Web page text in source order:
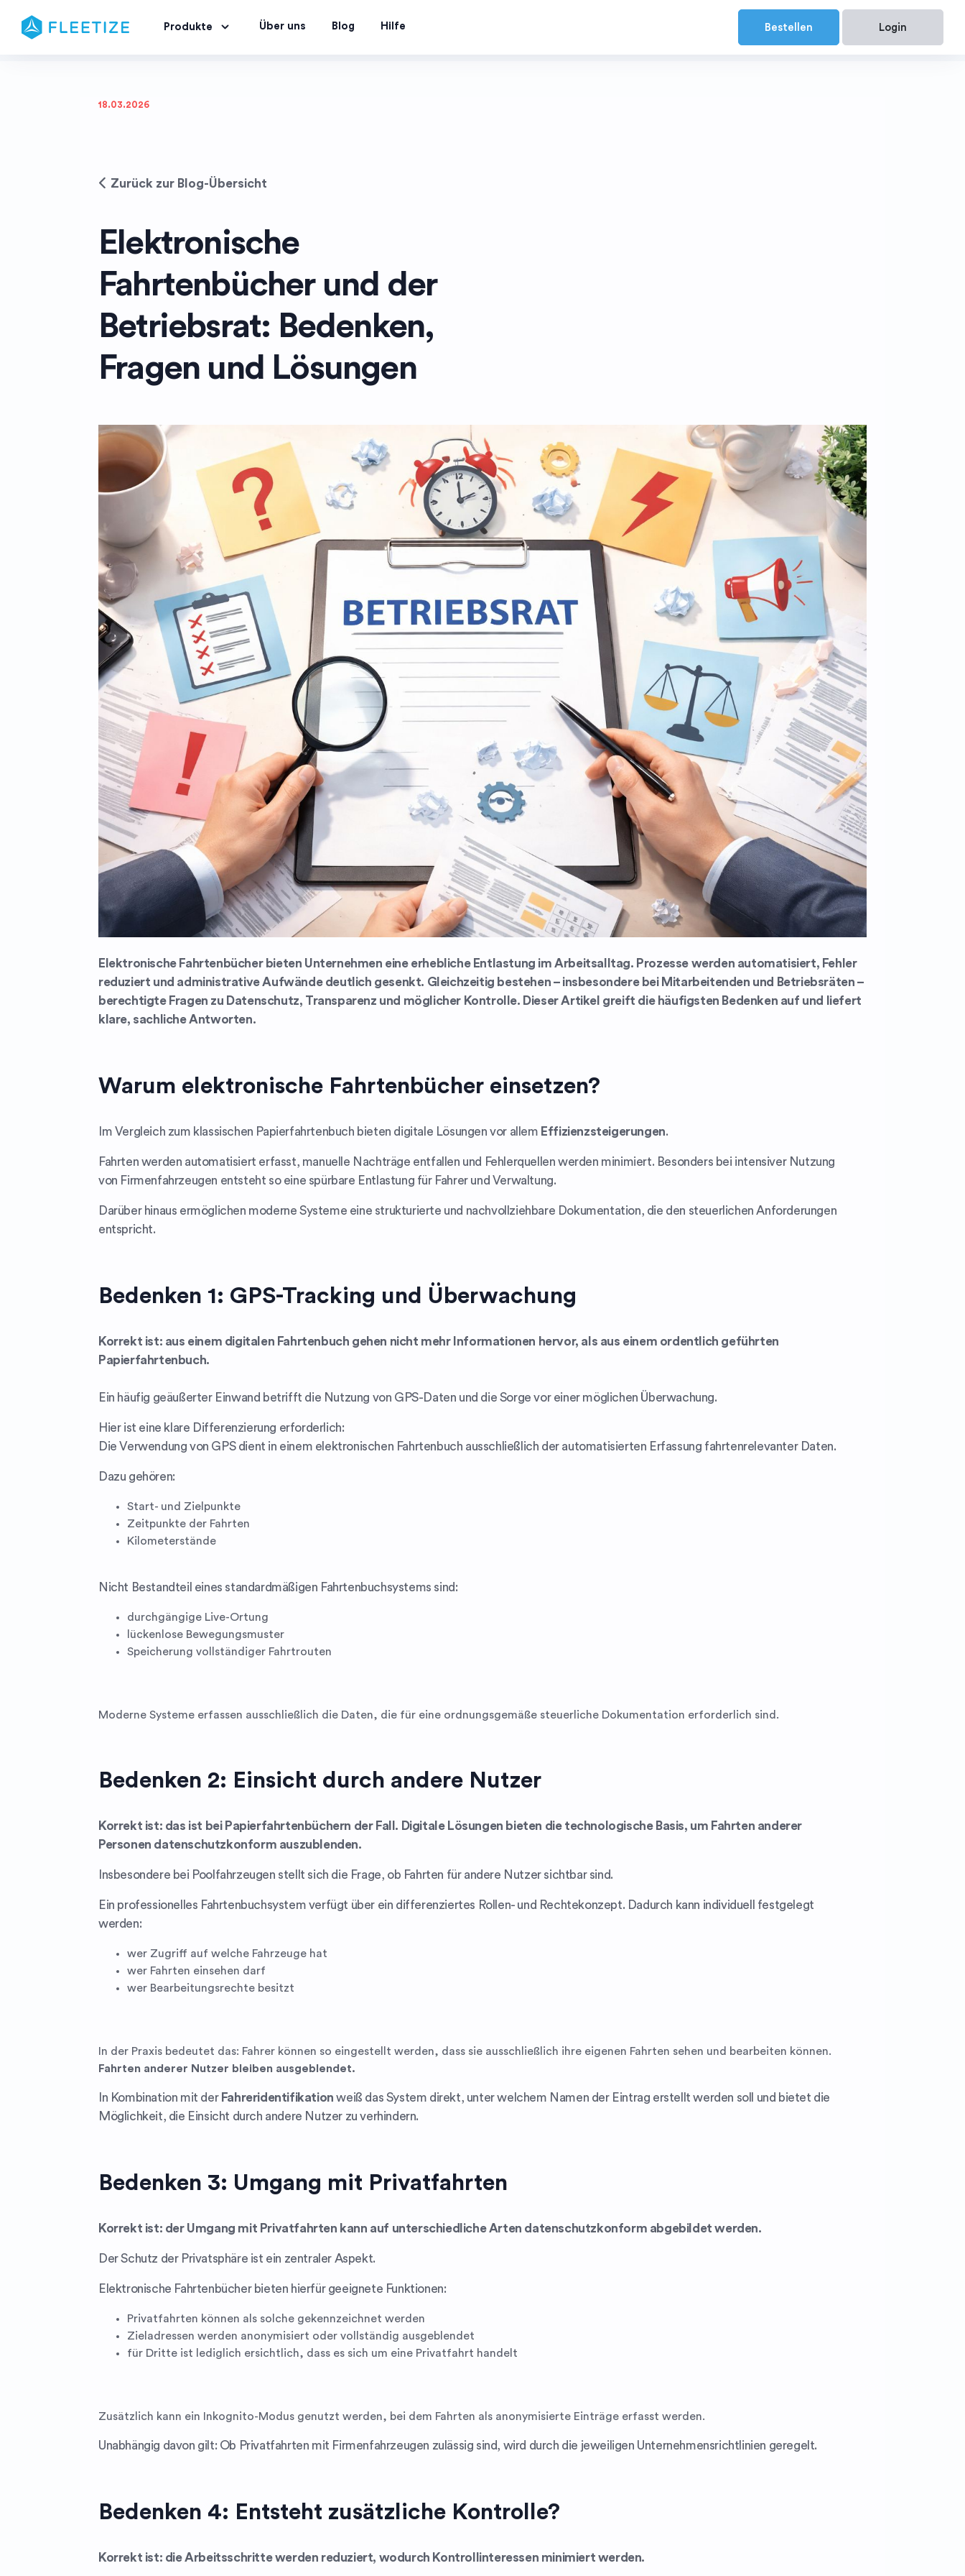
Produkte Über uns Blog Hilfe Bestellen Login
18.03.2026
Zurück zur Blog-Übersicht
Elektronische
Fahrtenbücher und der
Betriebsrat: Bedenken,
Fragen und Lösungen
Elektronische Fahrtenbücher bieten Unternehmen eine erhebliche Entlastung im Arbeitsalltag. Prozesse werden automatisiert, Fehler
reduziert und administrative Aufwände deutlich gesenkt. Gleichzeitig bestehen – insbesondere bei Mitarbeitenden und Betriebsräten –
berechtigte Fragen zu Datenschutz, Transparenz und möglicher Kontrolle. Dieser Artikel greift die häufigsten Bedenken auf und liefert
klare, sachliche Antworten.
Warum elektronische Fahrtenbücher einsetzen?
Im Vergleich zum klassischen Papierfahrtenbuch bieten digitale Lösungen vor allem Effizienzsteigerungen.
Fahrten werden automatisiert erfasst, manuelle Nachträge entfallen und Fehlerquellen werden minimiert. Besonders bei intensiver Nutzung
von Firmenfahrzeugen entsteht so eine spürbare Entlastung für Fahrer und Verwaltung.
Darüber hinaus ermöglichen moderne Systeme eine strukturierte und nachvollziehbare Dokumentation, die den steuerlichen Anforderungen
entspricht.
Bedenken 1: GPS-Tracking und Überwachung
Korrekt ist: aus einem digitalen Fahrtenbuch gehen nicht mehr Informationen hervor, als aus einem ordentlich geführten
Papierfahrtenbuch.
Ein häufig geäußerter Einwand betrifft die Nutzung von GPS-Daten und die Sorge vor einer möglichen Überwachung.
Hier ist eine klare Differenzierung erforderlich:
Die Verwendung von GPS dient in einem elektronischen Fahrtenbuch ausschließlich der automatisierten Erfassung fahrtenrelevanter Daten.
Dazu gehören:
Start- und Zielpunkte
Zeitpunkte der Fahrten
Kilometerstände
Nicht Bestandteil eines standardmäßigen Fahrtenbuchsystems sind:
durchgängige Live-Ortung
lückenlose Bewegungsmuster
Speicherung vollständiger Fahrtrouten
Moderne Systeme erfassen ausschließlich die Daten, die für eine ordnungsgemäße steuerliche Dokumentation erforderlich sind.
Bedenken 2: Einsicht durch andere Nutzer
Korrekt ist: das ist bei Papierfahrtenbüchern der Fall. Digitale Lösungen bieten die technologische Basis, um Fahrten anderer
Personen datenschutzkonform auszublenden.
Insbesondere bei Poolfahrzeugen stellt sich die Frage, ob Fahrten für andere Nutzer sichtbar sind.
Ein professionelles Fahrtenbuchsystem verfügt über ein differenziertes Rollen- und Rechtekonzept. Dadurch kann individuell festgelegt
werden:
wer Zugriff auf welche Fahrzeuge hat
wer Fahrten einsehen darf
wer Bearbeitungsrechte besitzt
In der Praxis bedeutet das: Fahrer können so eingestellt werden, dass sie ausschließlich ihre eigenen Fahrten sehen und bearbeiten können.
Fahrten anderer Nutzer bleiben ausgeblendet.
In Kombination mit der Fahreridentifikation weiß das System direkt, unter welchem Namen der Eintrag erstellt werden soll und bietet die
Möglichkeit, die Einsicht durch andere Nutzer zu verhindern.
Bedenken 3: Umgang mit Privatfahrten
Korrekt ist: der Umgang mit Privatfahrten kann auf unterschiedliche Arten datenschutzkonform abgebildet werden.
Der Schutz der Privatsphäre ist ein zentraler Aspekt.
Elektronische Fahrtenbücher bieten hierfür geeignete Funktionen:
Privatfahrten können als solche gekennzeichnet werden
Zieladressen werden anonymisiert oder vollständig ausgeblendet
für Dritte ist lediglich ersichtlich, dass es sich um eine Privatfahrt handelt
Zusätzlich kann ein Inkognito-Modus genutzt werden, bei dem Fahrten als anonymisierte Einträge erfasst werden.
Unabhängig davon gilt: Ob Privatfahrten mit Firmenfahrzeugen zulässig sind, wird durch die jeweiligen Unternehmensrichtlinien geregelt.
Bedenken 4: Entsteht zusätzliche Kontrolle?
Korrekt ist: die Arbeitsschritte werden reduziert, wodurch Kontrollinteressen minimiert werden.